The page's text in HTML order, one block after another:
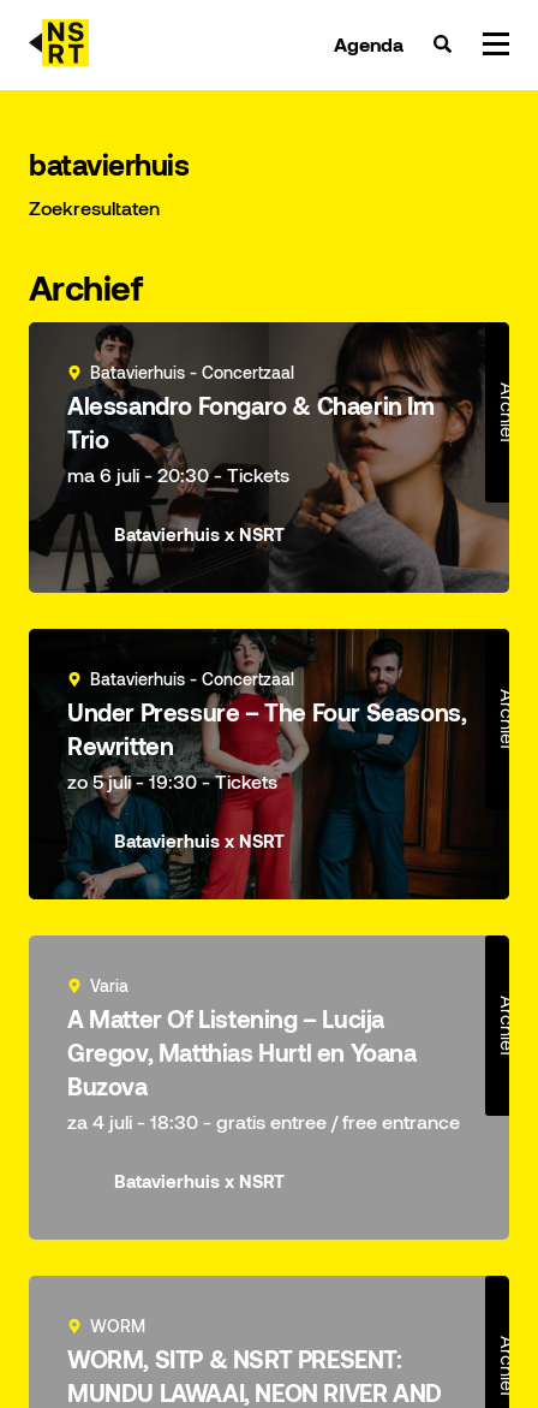
Agenda
agenda & tickets
nieuws
team
over NSRT
partners
batavierhuis
Zoekresultaten
Archief
Archief
Batavierhuis - Concertzaal
Alessandro Fongaro & Chaerin Im
Trio
ma 6 juli - 20:30 - Tickets
Batavierhuis x NSRT
Archief
Batavierhuis - Concertzaal
Under Pressure – The Four Seasons,
Rewritten
zo 5 juli - 19:30 - Tickets
Batavierhuis x NSRT
Archief
Varia
A Matter Of Listening – Lucija
Gregov, Matthias Hurtl en Yoana
Buzova
za 4 juli - 18:30 - gratis entree / free entrance
Batavierhuis x NSRT
Archief
WORM
WORM, SITP & NSRT PRESENT:
MUNDU LAWAAI, NEON RIVER AND